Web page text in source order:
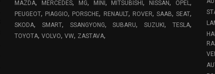
MAZDA, MERCEDES, MG, MINI, MITSUBISHI, NISSAN, OPEL ,
PEUGEOT, PIAGGIO, PORSCHE, RENAULT, ROVER, SAAB, SEAT,
SKODA, SMART, SSANGYONG,SUBARU,SUZUKI, TESLA,
TOYOTA,VOLVO,VW, ZASTAVA,